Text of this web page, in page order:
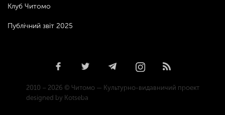
Клуб Читомо
Публічний звіт 2025
2010 – 2026 © Читомо — Культурно-видавничий проект
designed by Kotseba